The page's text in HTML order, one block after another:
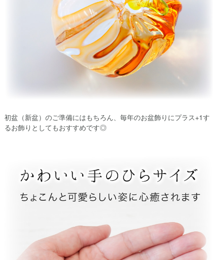
初盆（新盆）のご準備にはもちろん、毎年のお盆飾りにプラス+1す
るお飾りとしてもおすすめです◎